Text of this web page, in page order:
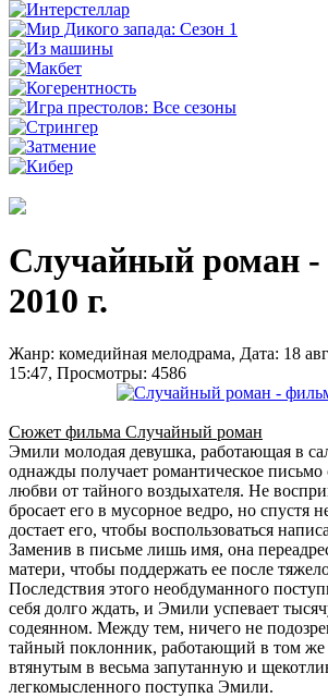
Случайный роман
2010 г.
Жанр: комедийная мелодрама, Дата: 18
15:47, Просмотры: 4586
Сюжет фильма Случайный роман
Эмили молодая девушка, работающая в
однажды получает романтическое
любви от тайного воздыхателя. Не
бросает его в мусорное ведро, но спустя
достает его, чтобы воспользоваться
Заменив в письме лишь имя, она
матери, чтобы поддержать ее после
Последствия этого необдуманного
себя долго ждать, и Эмили успевает
содеянном. Между тем, ничего не
тайный поклонник, работающий в том же
втянутым в весьма запутанную и
легкомысленного поступка Эмили.